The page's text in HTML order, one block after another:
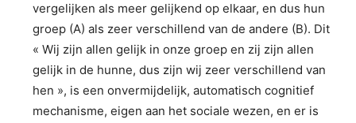
vergelijken als meer gelijkend op elkaar, en dus hun
groep (A) als zeer verschillend van de andere (B). Dit
« Wij zijn allen gelijk in onze groep en zij zijn allen
gelijk in de hunne, dus zijn wij zeer verschillend van
hen », is een onvermijdelijk, automatisch cognitief
mechanisme, eigen aan het sociale wezen, en er is